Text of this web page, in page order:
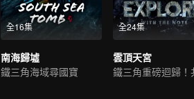
全16集
南海歸墟
鐵三角海域尋國寶
全24集
雲頂天宮